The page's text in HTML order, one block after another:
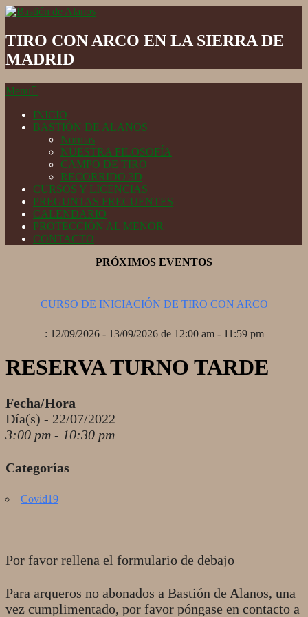
Skip
content
de
Alanos
TIRO CON ARCO EN LA SIERRA DE
MADRID
Secondary
Menu
Menu
INICIO
BASTIÓN DE ALANOS
Normas
NUESTRA FILOSOFÍA
CAMPO DE TIRO
RECORRIDO 3D
CURSOS Y LICENCIAS
PREGUNTAS FRECUENTES
CALENDARIO
PROTECCIÓN AL MENOR
CONTACTO
PRÓXIMOS EVENTOS
CURSO DE INICIACIÓN DE TIRO CON ARCO
: 12/09/2026 - 13/09/2026 de 12:00 am - 11:59 pm
RESERVA TURNO TARDE
Fecha/Hora
Día(s) - 22/07/2022
3:00 pm - 10:30 pm
Categorías
Covid19
Por favor rellena el formulario de debajo
Para arqueros no abonados a Bastión de Alanos, una
vez cumplimentado, por favor póngase en contacto a